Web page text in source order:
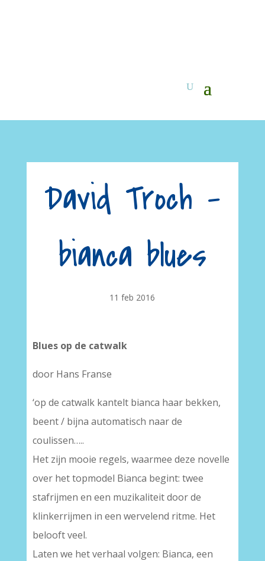
David Troch –
bianca blues
11 feb 2016
Blues op de catwalk
door Hans Franse
‘op de catwalk kantelt bianca haar bekken,
beent / bijna automatisch naar de
coulissen…..
Het zijn mooie regels, waarmee deze novelle
over het topmodel Bianca begint: twee
stafrijmen en een muzikaliteit door de
klinkerrijmen in een wervelend ritme. Het
belooft veel.
Laten we het verhaal volgen: Bianca, een